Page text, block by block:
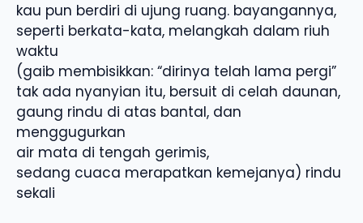
kau pun berdiri di ujung ruang. bayangannya,
seperti berkata-kata, melangkah dalam riuh
waktu
(gaib membisikkan: “dirinya telah lama pergi”
tak ada nyanyian itu, bersuit di celah daunan,
gaung rindu di atas bantal, dan
menggugurkan
air mata di tengah gerimis,
sedang cuaca merapatkan kemejanya) rindu
sekali